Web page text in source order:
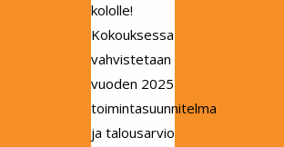
kololle!
Kokouksessa
vahvistetaan
vuoden 2025
toimintasuunnitelma
ja talousarvio